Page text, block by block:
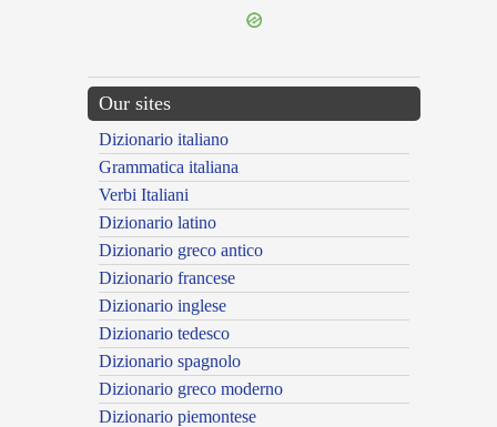
Our sites
Dizionario italiano
Grammatica italiana
Verbi Italiani
Dizionario latino
Dizionario greco antico
Dizionario francese
Dizionario inglese
Dizionario tedesco
Dizionario spagnolo
Dizionario greco moderno
Dizionario piemontese